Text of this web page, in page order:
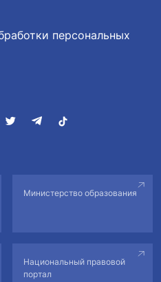
персональных
Министерство образования
Национальный правовой
портал